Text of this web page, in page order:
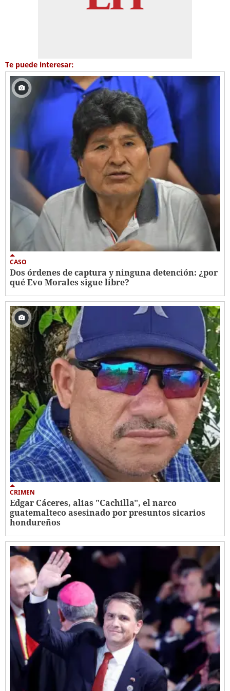
Te puede interesar:
CASO
Dos órdenes de captura y ninguna detención: ¿por
qué Evo Morales sigue libre?
CRIMEN
Edgar Cáceres, alias "Cachilla", el narco
guatemalteco asesinado por presuntos sicarios
hondureños